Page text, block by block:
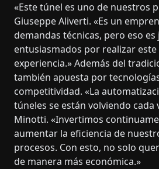
«Este túnel es uno de nuestros
Giuseppe Aliverti. «Es un
demandas técnicas, pero eso
entusiasmados por realizar
experiencia.» Además del
también apuesta por
competitividad. «La
túneles se están volviendo
Minotti. «Invertimos
aumentar la eficiencia de
procesos. Con esto, no solo
de manera más económica.»